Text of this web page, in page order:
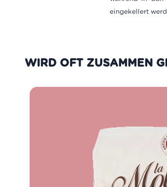
eingekellert
WIRD OFT ZUSAMMEN